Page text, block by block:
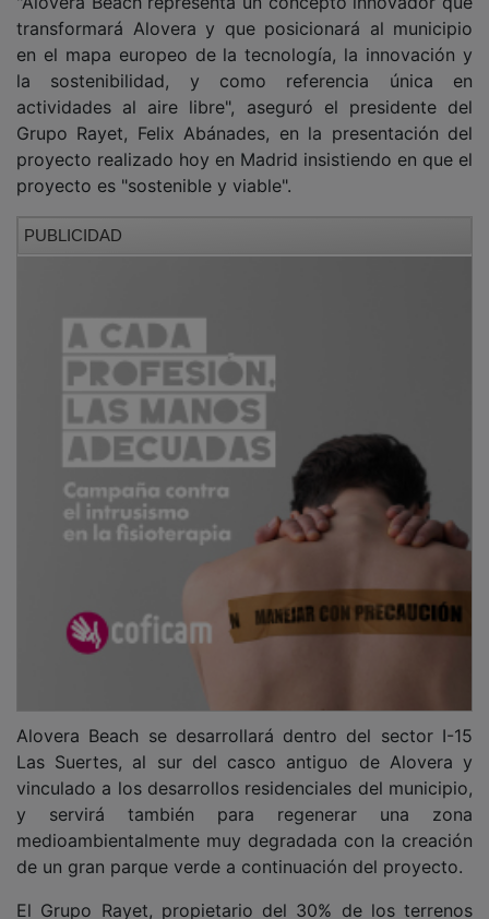
transformará Alovera y que posicionará al municipio
en el mapa europeo de la tecnología, la innovación y
la sostenibilidad, y como referencia única en
actividades al aire libre", aseguró el presidente del
Grupo Rayet, Felix Abánades, en la presentación del
proyecto realizado hoy en Madrid insistiendo en que el
proyecto es "sostenible y viable".
Las Suertes, al sur del casco antiguo de Alovera y
vinculado a los desarrollos residenciales del municipio,
y servirá también para regenerar una zona
medioambientalmente muy degradada con la creación
de un gran parque verde a continuación del proyecto.